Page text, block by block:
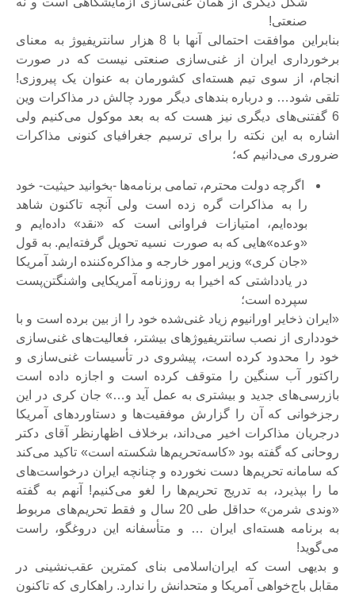
صنعتی!
بنابراین موافقت احتمالی آنها با 8 هزار سانتریفیوژ به معنای
برخورداری ایران از غنی‌سازی صنعتی نیست که در صورت
انجام، از سوی تیم هسته‌ای کشورمان به عنوان یک پیروزی!
تلقی شود… و درباره بندهای دیگر مورد چالش در مذاکرات وین
6 گفتنی‌های دیگری نیز هست که به بعد موکول می‌کنیم ولی
اشاره به این نکته را برای ترسیم جغرافیای کنونی مذاکرات
ضروری می‌دانیم که؛
اگرچه دولت محترم، تمامی برنامه‌ها -بخوانید حیثیت- خود
را به مذاکرات گره زده است ولی آنچه تاکنون شاهد
بوده‌ایم، امتیازات فراوانی است که «نقد» داده‌ایم و
«وعده»هایی که به صورت نسیه تحویل گرفته‌ایم. به قول
«جان کری» وزیر امور خارجه و مذاکره‌کننده ارشد آمریکا
در یادداشتی که اخیرا به روزنامه آمریکایی واشنگتن‌پست
سپرده است؛
«ایران ذخایر اورانیوم زیاد غنی‌شده خود را از بین برده است و با
خودداری از نصب سانتریفیوژهای بیشتر، فعالیت‌های غنی‌سازی
خود را محدود کرده است، پیشروی در تأسیسات غنی‌سازی و
راکتور آب ‌سنگین را متوقف کرده است و اجازه داده است
بازرسی‌های جدید و بیشتری به عمل آید و…» جان کری در این
رجزخوانی که آن را گزارش موفقیت‌ها و دستاوردهای آمریکا
درجریان مذاکرات اخیر می‌داند، برخلاف اظهارنظر آقای دکتر
روحانی که گفته بود «کاسه‌تحریم‌ها شکسته است» تاکید می‌کند
که سامانه تحریم‌ها دست نخورده و چنانچه ایران درخواست‌های
ما را بپذیرد، به تدریج تحریم‌ها را لغو می‌کنیم! آنهم به گفته
«وندی شرمن» حداقل طی 20 سال و فقط تحریم‌های مربوط
به برنامه هسته‌ای ایران … و متأسفانه این دروغگو، راست
می‌گوید!
و بدیهی است که ایران‌اسلامی بنای کمترین عقب‌نشینی در
مقابل باج‌خواهی آمریکا و متحدانش را ندارد. راهکاری که تاکنون